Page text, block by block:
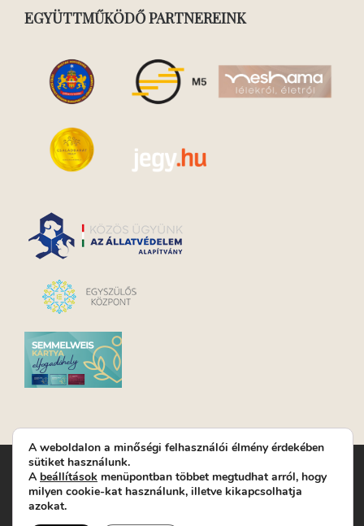
EGYÜTTMŰKÖDŐ PARTNEREINK
Turay Ida Színház Közhasznú Nonprofit Kft. | Működési
helyszín: Turay Ida Színház 1089 Budapest, Kálvária tér 6. |
Levelezési cím: 1089 Budapest, Kálvária tér 14. | Titkárság:
A weboldalon a minőségi felhasználói élmény érdekében
sütiket használunk.
A beállítások menüpontban többet megtudhat arról, hogy
milyen cookie-kat használunk, illetve kikapcsolhatja
azokat.